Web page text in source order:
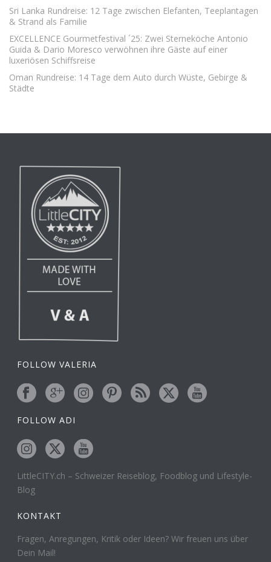
Sri Lanka Rundreise: 12 Tage zwischen Elefanten, Teeplantagen
& Strand als Familie
EXCELLENCE Gourmetfestival ´25: Zwei Sterneköche Antonio
Guida & Dario Moresco verwöhnen ihre Gäste auf einer
luxeriösen Schiffsreise
Oman Rundreise: 14 Tage dem Auto durch Wüste, Gebirge &
Städte
FOLLOW VALERIA
FOLLOW ADI
LittleCITY.ch – Schweizer Reiseblog, Foodblog und Lifestyle-
Blog
KONTAKT
Fragen, Anregungen, Kritik oder Ideen? Wir freuen uns über
Dein Mail!